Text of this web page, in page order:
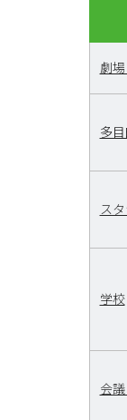
劇
多
ス
学校
会